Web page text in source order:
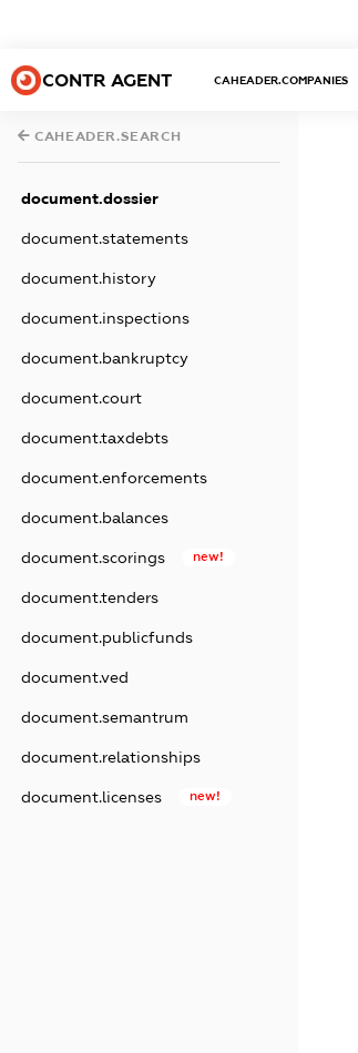
CONTR AGENT CAHEADER.COMPANIES
CAHEADER.SEARCH
document.dossier
document.statements
document.history
document.inspections
document.bankruptcy
document.court
document.taxdebts
document.enforcements
document.balances
document.scorings new!
document.tenders
document.publicfunds
document.ved
document.semantrum
document.relationships
document.licenses new!